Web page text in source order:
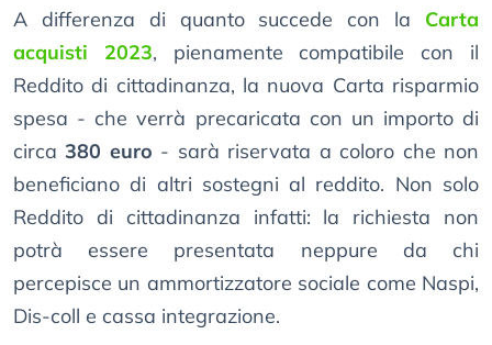
A differenza di quanto succede con la Carta
acquisti 2023, pienamente compatibile con il
Reddito di cittadinanza, la nuova Carta risparmio
spesa - che verrà precaricata con un importo di
circa380 euro - sarà riservata a coloro che non
beneficiano di altri sostegni al reddito. Non solo
Reddito di cittadinanza infatti: la richiesta non
potrà essere presentata neppure da chi
percepisce un ammortizzatore sociale come Naspi,
Dis-coll e cassa integrazione.